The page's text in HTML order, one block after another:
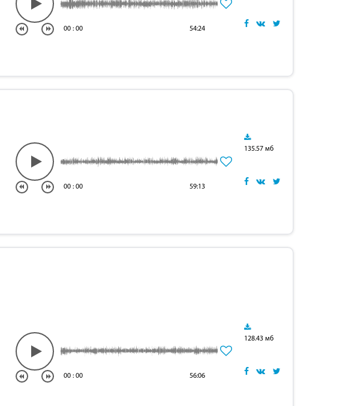
00 : 00 54:24
00 : 00 59:13
135.57 мб
00 : 00 56:06
128.43 мб